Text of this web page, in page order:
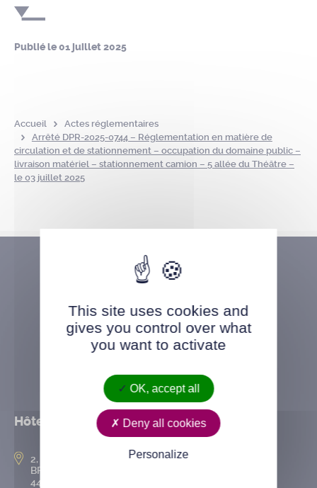
Publié le01 juillet 2025
Accueil
Actes réglementaires
Arrêté DPR-2025-0744 – Réglementation en matière de
circulation et de stationnement – occupation du domaine public –
livraison matériel – stationnement camion – 5 allée du Théâtre –
le 03 juillet 2025
Hôtel de ville
2, rue de l’Hôtel-de-Ville
BP 50167
44802 Saint-Herblain cedex
This site uses cookies and
gives you control over what
you want to activate
OK, accept all
Deny all cookies
Personalize